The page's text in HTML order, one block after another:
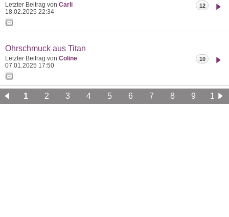
Letzter Beitrag von Carli
18.02.2025 22:34
12
Ohrschmuck aus Titan
Letzter Beitrag von Coline
07.01.2025 17:50
10
1 2 3 4 5 6 7 8 9
10